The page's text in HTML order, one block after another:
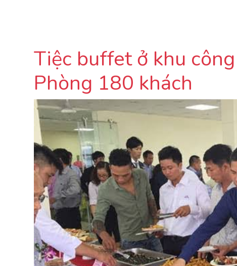
Tiệc buffet ở khu
Phòng 180 khách